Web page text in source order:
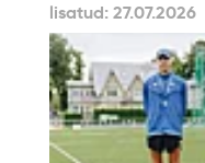
lisatud: 27.07.2026